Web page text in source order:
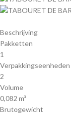
Beschrijving
Pakketten
1
Verpakkingseenheden
2
Volume
0,082 m³
Brutogewicht